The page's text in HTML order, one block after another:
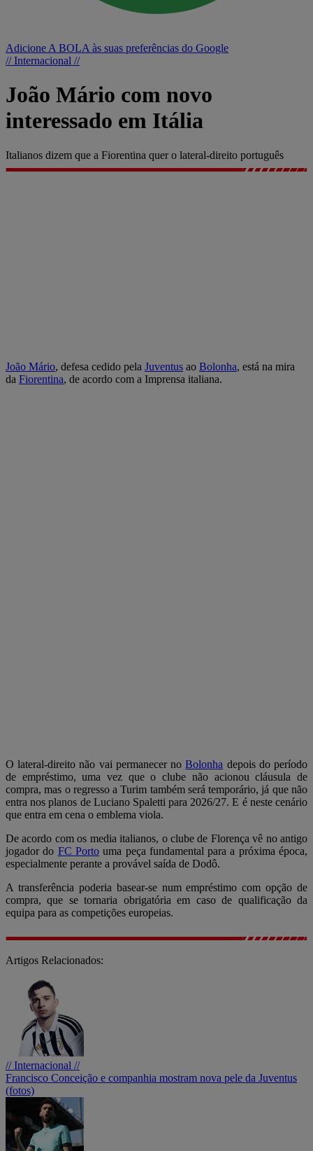
Adicione A BOLA às suas preferências do Google
// Internacional //
João Mário com novo
interessado em Itália
Italianos dizem que a Fiorentina quer o lateral-direito português
João Mário, defesa cedido pela Juventus ao Bolonha, está na mira
da Fiorentina, de acordo com a Imprensa italiana.
O lateral-direito não vai permanecer noBolonha depois do período
de empréstimo, uma vez que o clube não acionou cláusula de
compra, mas o regresso a Turim também será temporário, já que não
entra nos planos de Luciano Spaletti para 2026/27. E é neste cenário
que entra em cena o emblema viola.
De acordo com os media italianos, o clube de Florença vê no antigo
jogador do FC Portouma peça fundamental para a próxima época,
especialmente perante a provável saída de Dodô.
A transferência poderia basear-se num empréstimo com opção de
compra, que se tornaria obrigatória em caso de qualificação da
equipa para as competições europeias.
Artigos Relacionados:
// Internacional //
Francisco Conceição e companhia mostram nova pele da Juventus
(fotos)